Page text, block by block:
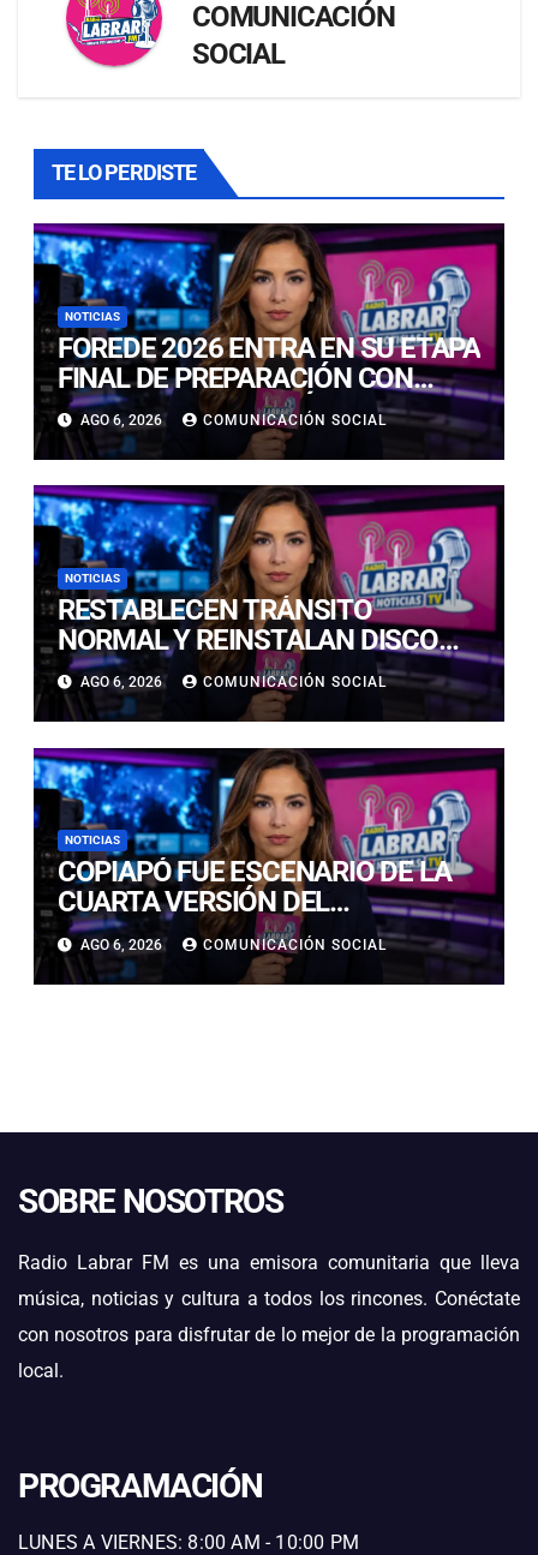
COMUNICACIÓN
SOCIAL
TE LO PERDISTE
NOTICIAS
FOREDE 2026 ENTRA EN SU ETAPA
FINAL DE PREPARACIÓN CON
NUEVAS TECNOLOGÍAS DE
ACCESO Y OPORTUNIDADES PARA
ATACAMA
AGO 6, 2026 COMUNICACIÓN SOCIAL
NOTICIAS
RESTABLECEN TRÁNSITO
NORMAL Y REINSTALAN DISCO
“PARE” TRAS AVANCE DE OBRAS
EN CALLE LUIS FLORES CON JULIO
PRADO
AGO 6, 2026 COMUNICACIÓN SOCIAL
NOTICIAS
COPIAPÓ FUE ESCENARIO DE LA
CUARTA VERSIÓN DEL
CAMPEONATO REGIONAL DE
BANDAS DE GUERRA
ESTUDIANTILES
AGO 6, 2026 COMUNICACIÓN SOCIAL
SOBRE NOSOTROS
Radio Labrar FM es una emisora comunitaria que lleva
música, noticias y cultura a todos los rincones. Conéctate
con nosotros para disfrutar de lo mejor de la programación
local.
PROGRAMACIÓN
LUNES A VIERNES: 8:00 AM - 10:00 PM